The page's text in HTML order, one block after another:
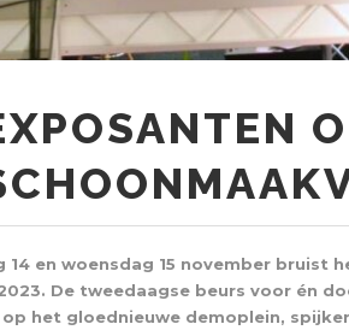
14 en woensdag 15 november bruist
De tweedaagse beurs voor én
het gloednieuwe demoplein,